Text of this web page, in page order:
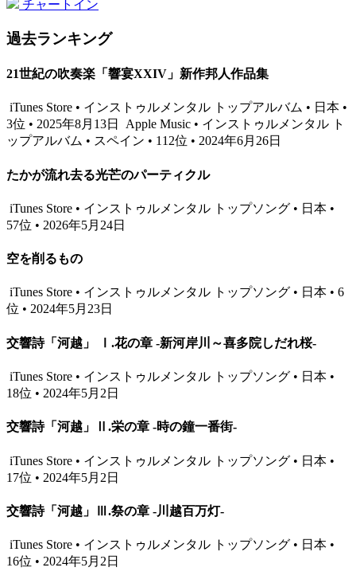
チャートイン
過去ランキング
21世紀の吹奏楽「響宴XXIV」新作邦人作品集
iTunes Store • インストゥルメンタル トップアルバム • 日本 •
3位 • 2025年8月13日
Apple Music • インストゥルメンタル ト
ップアルバム • スペイン • 112位 • 2024年6月26日
たかが流れ去る光芒のパーティクル
iTunes Store • インストゥルメンタル トップソング • 日本 •
57位 • 2026年5月24日
空を削るもの
iTunes Store • インストゥルメンタル トップソング • 日本 • 6
位 • 2024年5月23日
交響詩「河越」 Ⅰ.花の章 -新河岸川～喜多院しだれ桜-
iTunes Store • インストゥルメンタル トップソング • 日本 •
18位 • 2024年5月2日
交響詩「河越」Ⅱ.栄の章 -時の鐘一番街-
iTunes Store • インストゥルメンタル トップソング • 日本 •
17位 • 2024年5月2日
交響詩「河越」Ⅲ.祭の章 -川越百万灯-
iTunes Store • インストゥルメンタル トップソング • 日本 •
16位 • 2024年5月2日